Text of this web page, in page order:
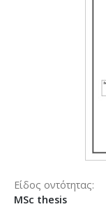
Είδος οντότητας
MSc thesis